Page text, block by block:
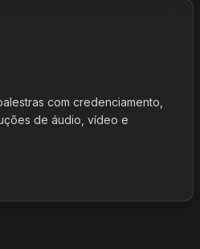
com credenciamento,
de áudio, vídeo e